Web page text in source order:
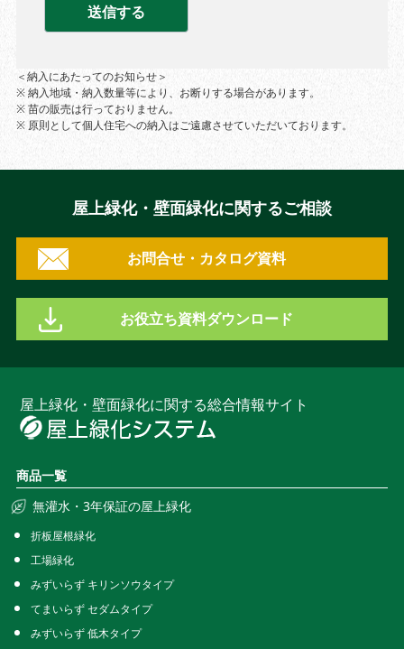
＜納入にあたってのお知らせ＞
※ 納入地域・納入数量等により、お断りする場合があります。
※ 苗の販売は行っておりません。
※ 原則として個人住宅への納入はご遠慮させていただいております。
屋上緑化・壁面緑化に関するご相談
お問合せ・カタログ資料
お役立ち資料ダウンロード
屋上緑化・壁面緑化に関する総合情報サイト
商品一覧
無灌水・3年保証の屋上緑化
折板屋根緑化
工場緑化
みずいらず キリンソウタイプ
てまいらず セダムタイプ
みずいらず 低木タイプ